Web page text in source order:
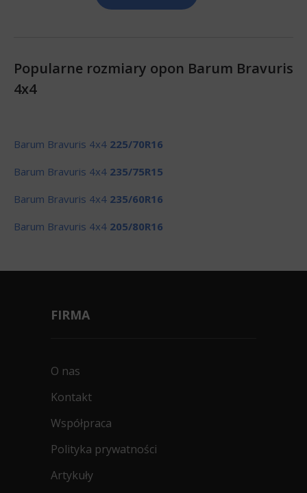
Popularne rozmiary opon Barum Bravuris
4x4
Barum Bravuris 4x4 225/70R16
Barum Bravuris 4x4 235/75R15
Barum Bravuris 4x4 235/60R16
Barum Bravuris 4x4 205/80R16
FIRMA
O nas
Kontakt
Współpraca
Polityka prywatności
Artykuły